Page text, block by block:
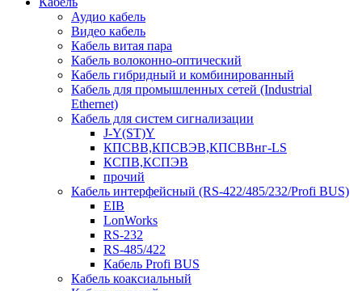
Аудио кабель
Видео кабель
Кабель витая пара
Кабель волоконно-оптический
Кабель гибридный и комбинированный
Кабель для промышленных сетей (Industrial
Ethernet)
Кабель для систем сигнализации
J-Y(ST)Y
КПСВВ,КПСВЭВ,КПСВВнг-LS
КСПВ,КСПЭВ
прочий
Кабель интерфейсный (RS-422/485/232/Profi BUS)
EIB
LonWorks
RS-232
RS-485/422
Кабель Profi BUS
Кабель коаксиальный